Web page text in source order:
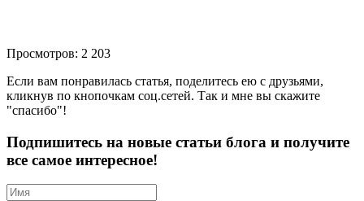
Просмотров: 2 203
Если вам понравилась статья, поделитесь ею с друзьями,
кликнув по кнопочкам соц.сетей. Так и мне вы скажите
"спасибо"!
Подпишитесь на новые статьи блога и получите
все самое интересное!